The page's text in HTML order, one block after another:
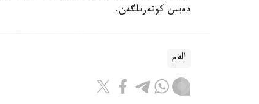
دەيىن كوتەرىلگەن.
الەم